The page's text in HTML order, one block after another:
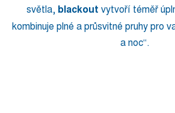
světla, blackout vytvoří téměř
kombinuje plné a průsvitné pruhy pro
a noc“.